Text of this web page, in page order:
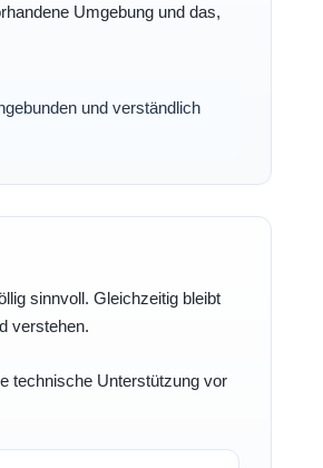
Umgebung und das,
und verständlich
sinnvoll. Gleichzeitig bleibt
verstehen.
technische Unterstützung vor